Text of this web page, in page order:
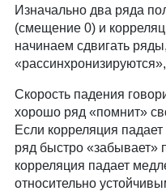
Изначально два ряда
(смещение 0) и
начинаем сдвигать
Скорость падения
хорошо ряд «помнит»
Если корреляция
ряд быстро «забывает»
корреляция падает
относительно